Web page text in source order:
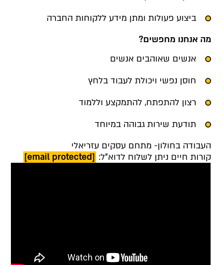
ביצוע פעולות ומתן מידע ללקוחות החברה
מה אנחנו מחפשים?
אנשים שאוהבים אנשים
חוסן נפשי ויכולת לעבוד בלחץ
רצון להתפתח, להתמקצע וללמוד
תודעת שירות גבוהה במיוחד
העבודה בחולון- מתחם עסקים עזריאלי
קורות חיים ניתן לשלוח לדוא"ל: [email protected]